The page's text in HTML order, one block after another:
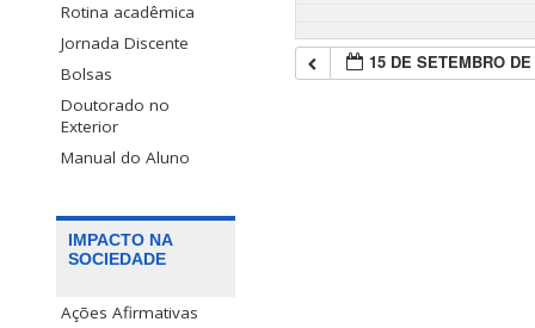
Rotina acadêmica
Jornada Discente
Bolsas
Doutorado no
Exterior
Manual do Aluno
IMPACTO NA
SOCIEDADE
Ações Afirmativas
15 DE SETEMBRO DE